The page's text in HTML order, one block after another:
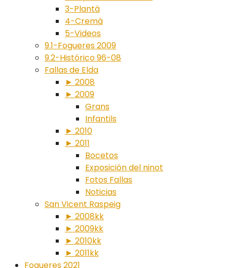
3-Plantà
4-Cremà
5-Videos
9.1-Fogueres 2009
9.2-Histórico 96-08
Fallas de Elda
► 2008
► 2009
Grans
Infantils
► 2010
► 2011
Bocetos
Exposición del ninot
Fotos Fallas
Noticias
San Vicent Raspeig
► 2008kk
► 2009kk
► 2010kk
► 2011kk
Fogueres 2021